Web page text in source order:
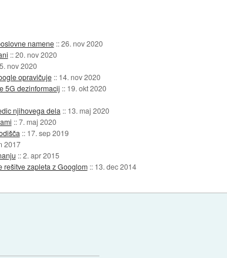
namene ::26. nov 2020
::20. nov 2020
nov 2020
opravičuje :: 14. nov 2020
5G dezinformacij :: 19. okt 2020
njihovega dela :: 13. maj 2020
::7. maj 2020
:: 17. sep 2019
2017
::2. apr 2015
rešitve zapleta z Googlom :: 13. dec 2014